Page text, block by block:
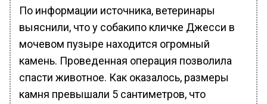
По информации источника, ветеринары
выяснили, что у собакипо кличке Джесси в
мочевом пузыре находится огромный
камень. Проведенная операция позволила
спасти животное. Как оказалось, размеры
камня превышали 5 сантиметров, что